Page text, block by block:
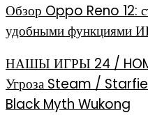
Обзор Oppo Reno 12:
удобными функциями
НАШЫ ИГРЫ 24 /
Угроза Steam /
Black Myth Wukong